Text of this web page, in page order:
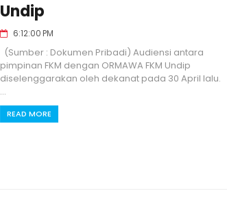
Undip
6:12:00 PM
(Sumber : Dokumen Pribadi) Audiensi antara
pimpinan FKM dengan ORMAWA FKM Undip
diselenggarakan oleh dekanat pada 30 April lalu.
...
READ MORE